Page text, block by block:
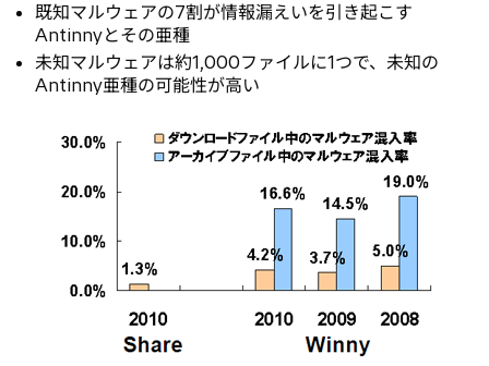
既知マルウェアの7割が情報漏えいを引き起こす
Antinnyとその亜種
未知マルウェアは約1,000ファイルに1つで、未知の
Antinny亜種の可能性が高い